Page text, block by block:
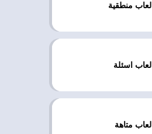
العاب منطقية
العاب اسئلة
العاب متاهة